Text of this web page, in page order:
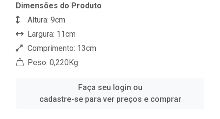
Dimensões do Produto
Altura: 9cm
Largura: 11cm
Comprimento: 13cm
Peso: 0,220Kg
Faça seu login ou
cadastre-se para ver preços e comprar